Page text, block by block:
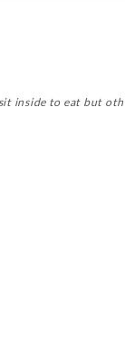
inside to eat but